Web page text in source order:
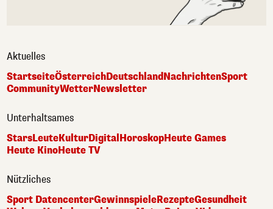
Aktuelles
StartseiteÖsterreichDeutschlandNachrichtenSport
CommunityWetterNewsletter
Unterhaltsames
StarsLeuteKulturDigitalHoroskopHeute Games
Heute KinoHeute TV
Nützliches
Sport DatencenterGewinnspieleRezepteGesundheit